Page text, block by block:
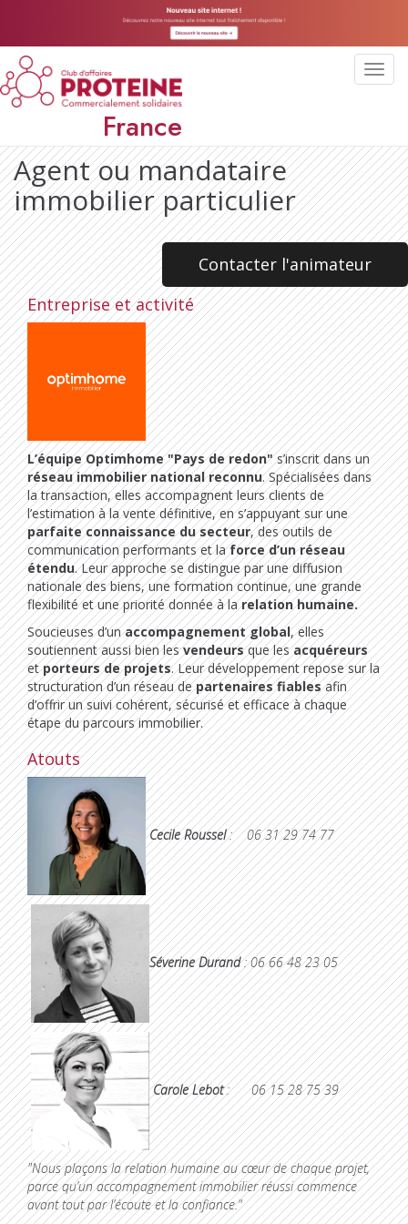
France
Agent ou mandataire
immobilier particulier
Contacter l'animateur
Entreprise et activité
L’équipe Optimhome "Pays de redon"s’inscrit dans un
réseau immobilier national reconnu. Spécialisées dans
la transaction, elles accompagnent leurs clients de
l’estimation à la vente définitive, en s’appuyant sur une
parfaite connaissance du secteur, des outils de
communication performants et laforce d’un réseau
étendu. Leur approche se distingue par une diffusion
nationale des biens, une formation continue, une grande
flexibilité et une priorité donnée à larelation humaine.
Soucieuses d’unaccompagnement global, elles
soutiennent aussi bien lesvendeursque lesacquéreurs
etporteurs de projets. Leur développement repose sur la
structuration d’un réseau departenaires fiablesafin
d’offrir un suivi cohérent, sécurisé et efficace à chaque
étape du parcours immobilier.
Atouts
Cecile Roussel: 06 31 29 74 77
Séverine Durand: 06 66 48 23 05
Carole Lebot: 06 15 28 75 39
"Nous plaçons la relation humaine au cœur de chaque projet,
parce qu’un accompagnement immobilier réussi commence
avant tout par l’écoute et la confiance."